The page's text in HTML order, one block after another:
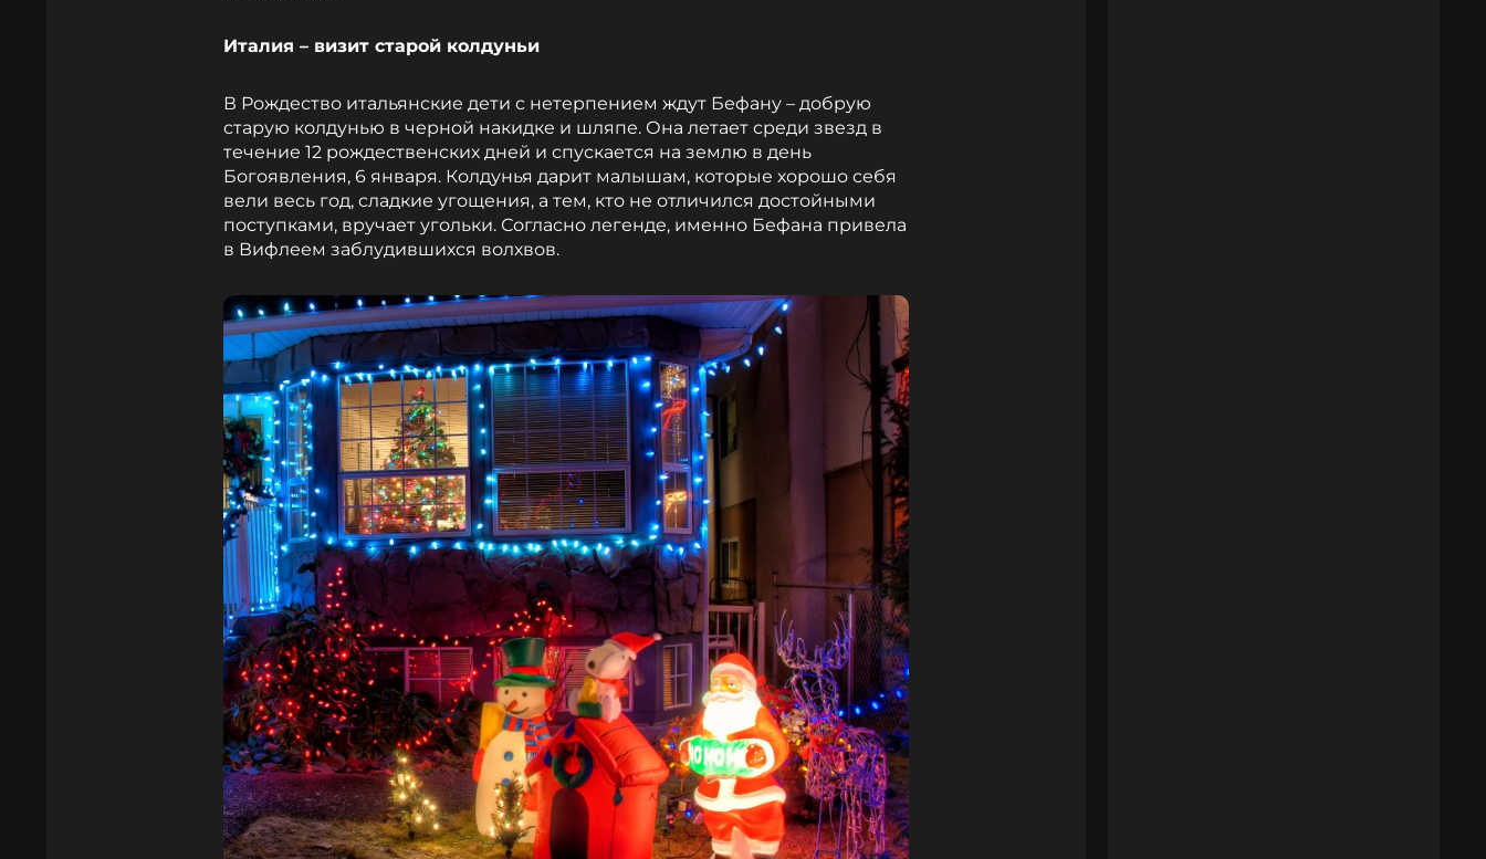
Италия – визит старой колдуньи
В Рождество итальянские дети с нетерпением ждут Бефану – добрую
старую колдунью в черной накидке и шляпе. Она летает среди звезд в
течение 12 рождественских дней и спускается на землю в день
Богоявления, 6 января. Колдунья дарит малышам, которые хорошо себя
вели весь год, сладкие угощения, а тем, кто не отличился достойными
поступками, вручает угольки. Согласно легенде, именно Бефана привела
в Вифлеем заблудившихся волхвов.